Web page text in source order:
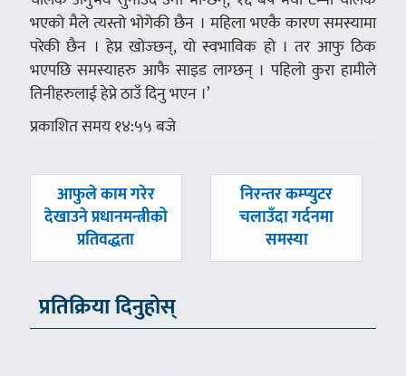
भएको मैले त्यस्तो भोगेकी छैन । महिला भएकै कारण समस्यामा
परेकी छैन । हेप्न खोज्छन्, यो स्वभाविक हो । तर आफु ठिक
भएपछि समस्याहरु आफै साइड लाग्छन् । पहिलो कुरा हामीले
तिनीहरुलाई हेप्ने ठाउँ दिनु भएन ।’
प्रकाशित समय १४:५५ बजे
पछिल्लाे
-
आफुले काम गरेर
देखाउने प्रधानमन्त्रीको
प्रतिवद्धता
अघिल्लाे
-
निरन्तर कम्प्युटर
चलाउँदा गर्दनमा
समस्या
प्रतिक्रिया दिनुहोस्